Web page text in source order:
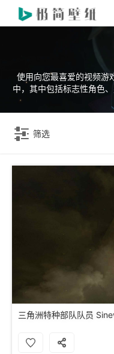
使用向您最喜爱的视频游
中，其中包括标志性角色
筛选
三角洲特种部队队员